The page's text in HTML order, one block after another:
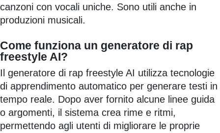
canzoni con vocali uniche. Sono utili anche in
produzioni musicali.
Come funziona un generatore di rap
freestyle AI?
Il generatore di rap freestyle AI utilizza tecnologie
di apprendimento automatico per generare testi in
tempo reale. Dopo aver fornito alcune linee guida
o argomenti, il sistema crea rime e ritmi,
permettendo agli utenti di migliorare le proprie